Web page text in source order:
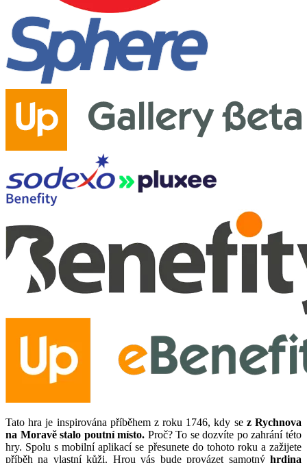
Tato hra je inspirována příběhem z roku 1746, kdy sez Rychnova
na Moravě stalo poutní místo. Proč? To se dozvíte po zahrání této
hry. Spolu s mobilní aplikací se přesunete do tohoto roku a zažijete
příběh na vlastní kůži. Hrou vás bude provázet samotný hrdina